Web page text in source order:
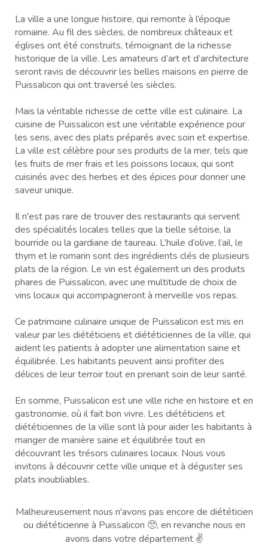
La ville a une longue histoire, qui remonte à l’époque
romaine. Au fil des siècles, de nombreux châteaux et
églises ont été construits, témoignant de la richesse
historique de la ville. Les amateurs d’art et d’architecture
seront ravis de découvrir les belles maisons en pierre de
Puissalicon qui ont traversé les siècles.
Mais la véritable richesse de cette ville est culinaire. La
cuisine de Puissalicon est une véritable expérience pour
les sens, avec des plats préparés avec soin et expertise.
La ville est célèbre pour ses produits de la mer, tels que
les fruits de mer frais et les poissons locaux, qui sont
cuisinés avec des herbes et des épices pour donner une
saveur unique.
Il n'est pas rare de trouver des restaurants qui servent
des spécialités locales telles que la tielle sétoise, la
bourride ou la gardiane de taureau. L’huile d’olive, l’ail, le
thym et le romarin sont des ingrédients clés de plusieurs
plats de la région. Le vin est également un des produits
phares de Puissalicon, avec une multitude de choix de
vins locaux qui accompagneront à merveille vos repas.
Ce patrimoine culinaire unique de Puissalicon est mis en
valeur par les diététiciens et diététiciennes de la ville, qui
aident les patients à adopter une alimentation saine et
équilibrée. Les habitants peuvent ainsi profiter des
délices de leur terroir tout en prenant soin de leur santé.
En somme, Puissalicon est une ville riche en histoire et en
gastronomie, où il fait bon vivre. Les diététiciens et
diététiciennes de la ville sont là pour aider les habitants à
manger de manière saine et équilibrée tout en
découvrant les trésors culinaires locaux. Nous vous
invitons à découvrir cette ville unique et à déguster ses
plats inoubliables.
Malheureusement nous n'avons pas encore de diététicien
ou diététicienne à Puissalicon 🥺, en revanche nous en
avons dans votre département ✌️